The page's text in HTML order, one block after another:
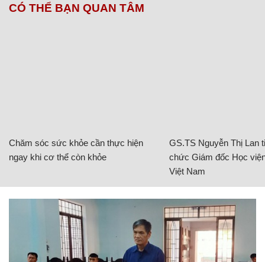
CÓ THỂ BẠN QUAN TÂM
Chăm sóc sức khỏe cần thực hiện
ngay khi cơ thể còn khỏe
GS.TS Nguyễn Thị Lan
chức Giám đốc Học
Việt Nam